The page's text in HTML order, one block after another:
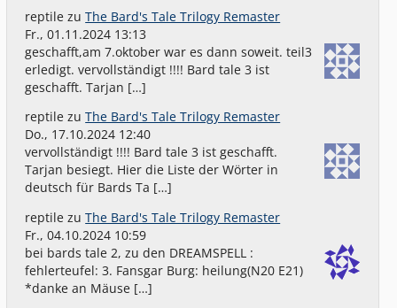
reptile zuThe Bard's Tale Trilogy Remaster
Fr., 01.11.2024 13:13
geschafft,am 7.oktober war es dann soweit. teil3
erledigt. vervollständigt !!!! Bard tale 3 ist
geschafft. Tarjan […]
reptile zuThe Bard's Tale Trilogy Remaster
Do., 17.10.2024 12:40
vervollständigt !!!! Bard tale 3 ist geschafft.
Tarjan besiegt. Hier die Liste der Wörter in
deutsch für Bards Ta […]
reptile zuThe Bard's Tale Trilogy Remaster
Fr., 04.10.2024 10:59
bei bards tale 2, zu den DREAMSPELL :
fehlerteufel: 3. Fansgar Burg: heilung(N20 E21)
*danke an Mäuse […]